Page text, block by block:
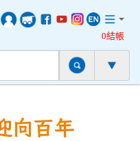
0結帳
向百年